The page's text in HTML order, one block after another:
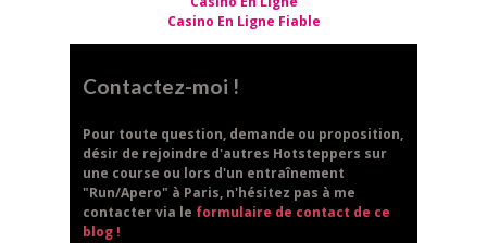
Casino En Ligne Fiable
Contactez-moi !
Pour toute question, demande ou proposition,
désir de rejoindre d'autres Hotsteppers sur
une course ou lors d'un entraînement
"Run/Apero" à Paris, n'hésitez pas à me
contacter via le formulaire de contact de ce
blog !